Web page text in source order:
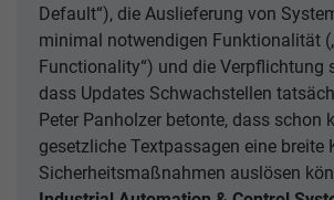
Default“), die Auslieferung von
minimal notwendigen Funktionalität
Functionality“) und die Verpflichtung
dass Updates Schwachstellen
Peter Panholzer betonte, dass schon
gesetzliche Textpassagen eine breite
Sicherheitsmaßnahmen auslösen